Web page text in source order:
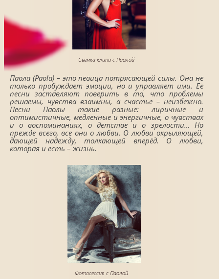
Съемка клипа с Паолой
Паола (Paola) – это певица потрясающей силы. Она не
только пробуждает эмоции, но и управляет ими. Её
песни заставляют поверить в то, что проблемы
решаемы, чувства взаимны, а счастье – неизбежно.
Песни Паолы такие разные: лиричные и
оптимистичные, медленные и энергичные, о чувствах
и о воспоминаниях, о детстве и о зрелости… Но
прежде всего, все они о любви. О любви окрыляющей,
дающей надежду, толкающей вперёд. О любви,
которая и есть – жизнь.
Фотосессия с Паолой